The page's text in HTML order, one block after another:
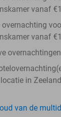
vanaf
vanaf
in
van de